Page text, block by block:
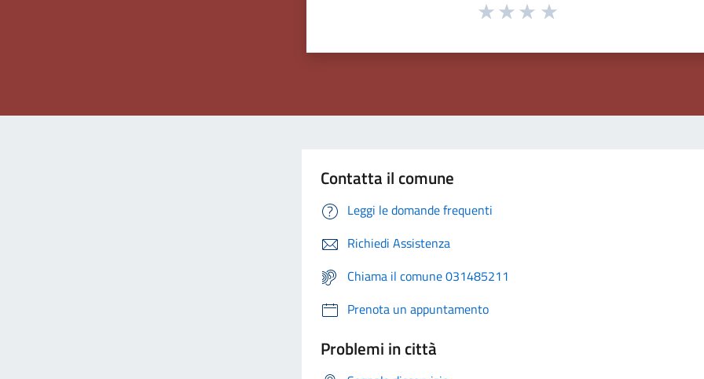
Contatta il comune
Leggi le domande frequenti
Richiedi Assistenza
Chiama il comune 031485211
Prenota un appuntamento
Problemi in città